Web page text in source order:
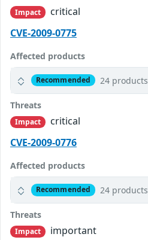
Impact
critical
CVE-2009-0775
Affected products
Recommended 24 products
Threats
Impact
critical
CVE-2009-0776
Affected products
Recommended 24 products
Threats
Impact important